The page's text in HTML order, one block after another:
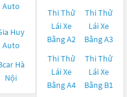
Auto
Huy
Auto
Hà
Nội
Thi Thử
Lái Xe
Bằng A2
Thi Thử
Lái Xe
Bằng A3
Thi Thử
Lái Xe
Bằng A4
Thi Thử
Lái Xe
Bằng B1